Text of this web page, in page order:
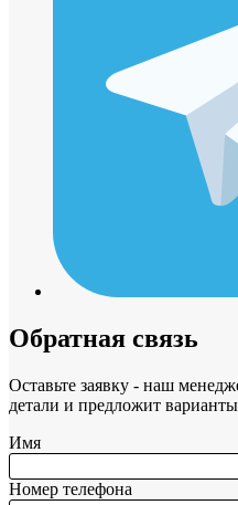
Обратная связь
Оставьте заявку - наш
детали и предложит
Имя
Номер телефона